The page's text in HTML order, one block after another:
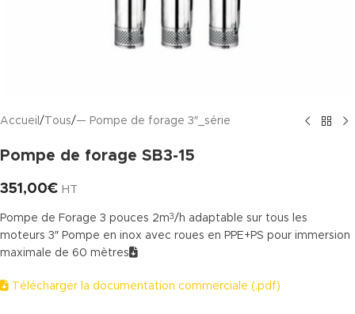
Accueil / Tous/— Pompe de forage 3″_série
Pompe de forage SB3-15
351,00€ HT
Pompe de Forage 3 pouces 2m3/h adaptable sur tous les
moteurs 3″ Pompe en inox avec roues en PPE+PS pour immersion
maximale de 60 mètres
Télécharger la documentation commerciale (.pdf)